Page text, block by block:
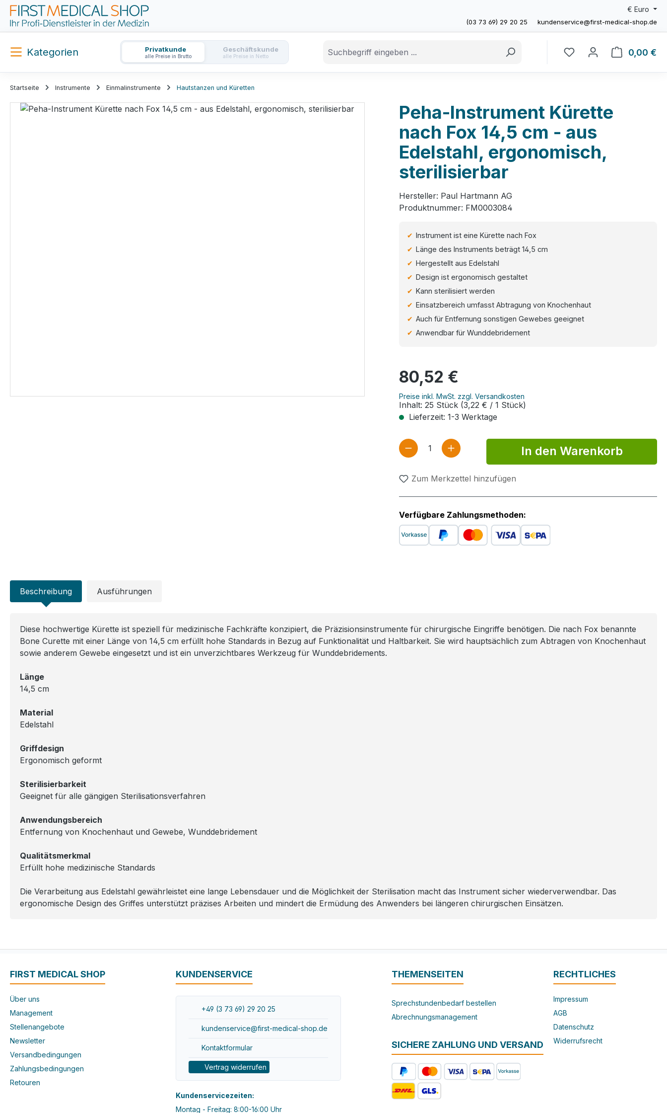
Hauptinhalt springen
Zur Suche springen
Zur Hauptnavigation springen
(03 73 69) 29 20 25 kundenservice@first-medical-shop.de
€ Euro
Kategorien Privatkunde
alle Preise in Brutto
Geschäftskunde
alle Preise in Netto 0,00 €
Startseite Instrumente Einmalinstrumente Hautstanzen und Küretten
Bildergalerie überspringen
Peha-Instrument Kürette
nach Fox 14,5 cm - aus
Edelstahl, ergonomisch,
sterilisierbar
Hersteller: Paul Hartmann AG
Produktnummer: FM0003084
Instrument ist eine Kürette nach Fox
Länge des Instruments beträgt 14,5 cm
Hergestellt aus Edelstahl
Design ist ergonomisch gestaltet
Kann sterilisiert werden
Einsatzbereich umfasst Abtragung von Knochenhaut
Auch für Entfernung sonstigen Gewebes geeignet
Anwendbar für Wunddebridement
80,52 €
Preise inkl. MwSt. zzgl. Versandkosten
Inhalt: 25 Stück (3,22 € / 1 Stück)
Lieferzeit: 1-3 Werktage
Produkt Anzahl: Gib den gewünschten Wert
In den Warenkorb
Zum Merkzettel hinzufügen
Verfügbare Zahlungsmethoden:
Beschreibung Ausführungen
Diese hochwertige Kürette ist speziell für medizinische Fachkräfte konzipiert, die Präzisionsinstrumente für chirurgische Eingriffe benötigen. Die nach Fox benannte
Bone Curette mit einer Länge von 14,5 cm erfüllt hohe Standards in Bezug auf Funktionalität und Haltbarkeit. Sie wird hauptsächlich zum Abtragen von Knochenhaut
sowie anderem Gewebe eingesetzt und ist ein unverzichtbares Werkzeug für Wunddebridements.
Länge
14,5 cm
Material
Edelstahl
Griffdesign
Ergonomisch geformt
Sterilisierbarkeit
Geeignet für alle gängigen Sterilisationsverfahren
Anwendungsbereich
Entfernung von Knochenhaut und Gewebe, Wunddebridement
Qualitätsmerkmal
Erfüllt hohe medizinische Standards
Die Verarbeitung aus Edelstahl gewährleistet eine lange Lebensdauer und die Möglichkeit der Sterilisation macht das Instrument sicher wiederverwendbar. Das
ergonomische Design des Griffes unterstützt präzises Arbeiten und mindert die Ermüdung des Anwenders bei längeren chirurgischen Einsätzen.
FIRST MEDICAL SHOP
Über uns
Management
Stellenangebote
Newsletter
Versandbedingungen
Zahlungsbedingungen
Retouren
KUNDENSERVICE
+49 (3 73 69) 29 20 25
kundenservice@first-medical-shop.de
Kontaktformular
Vertrag widerrufen
Kundenservicezeiten:
Montag - Freitag: 8:00-16:00 Uhr
THEMENSEITEN
Sprechstundenbedarf bestellen
Abrechnungsmanagement
SICHERE ZAHLUNG UND VERSAND
RECHTLICHES
Impressum
AGB
Datenschutz
Widerrufsrecht